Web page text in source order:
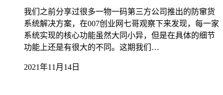
我们之前分享过很多一物一码第三方公司推出的防窜货
系统解决方案，在007创业网七哥观察下来发现，每一家
系统实现的核心功能虽然大同小异，但是在具体的细节
功能上还是有很大的不同。这期我们…
2021年11月14日